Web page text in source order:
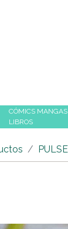
CÓMICS MANGAS
LIBROS